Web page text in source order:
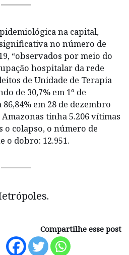
na capital,
no número de
“observados por meio do
hospitalar da rede
de Unidade de Terapia
de 30,7% em 1º de
em 28 de dezembro
Amazonas tinha 5.206 vítimas
o colapso, o número de
o dobro: 12.951.
Compartilhe esse post